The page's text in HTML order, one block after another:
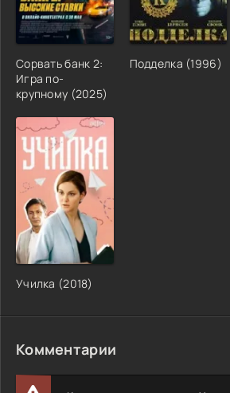
Сорвать банк 2:
Игра по-
крупному (2025)
Подделка (1996)
Училка (2018)
Комментарии